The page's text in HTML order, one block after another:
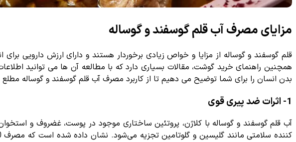
مزایای مصرف آب قلم گوسفند و گوساله
قلم گوسفند و گوساله از مزایا و خواص زیادی برخوردار هستند و دارای ارزش دارویی
همچنین راهنمای خرید گوشت، مقالات بسیاری دارد که با مطالعه آن ها می توانید اطلاعات
بدن انسان را برای شما توضیح می دهیم تا از کاربرد مصرف آب قلم گوسفند و گوساله
1- اثرات ضد پیری قوی
آب قلم گوسفند و گوساله با کلاژن، پروتئین ساختاری موجود در پوست، غضروف و